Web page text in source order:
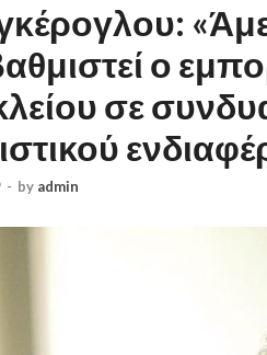
ο
σε
- by admin